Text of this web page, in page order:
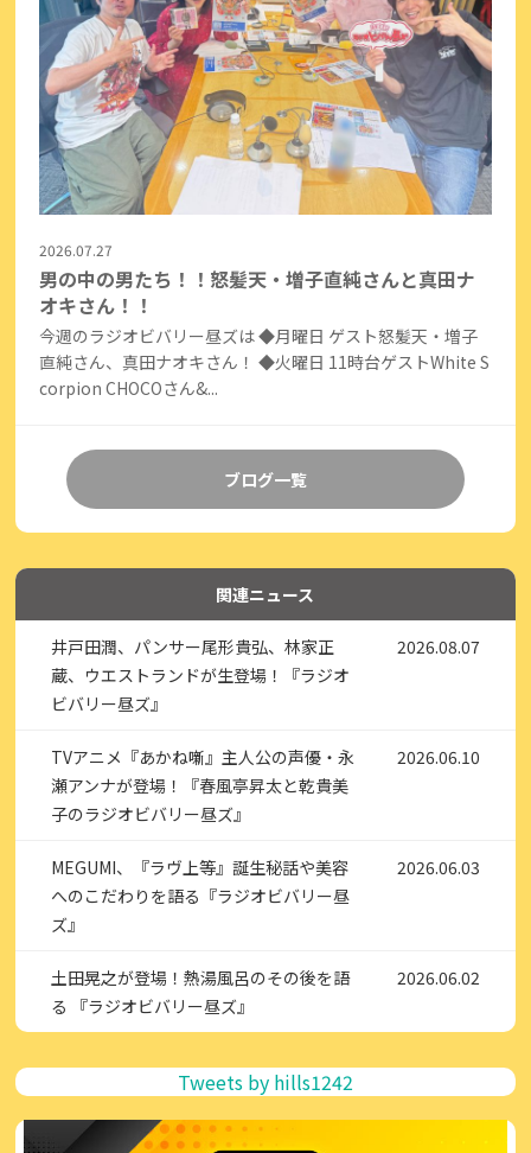
2026.07.27
男の中の男たち！！怒髪天・増子直純さんと真田ナ
オキさん！！
今週のラジオビバリー昼ズは ◆月曜日 ゲスト怒髪天・増子
直純さん、真田ナオキさん！ ◆火曜日 11時台ゲストWhite S
corpion CHOCOさん&...
ブログ一覧
関連ニュース
井戸田潤、パンサー尾形貴弘、林家正
蔵、ウエストランドが生登場！『ラジオ
ビバリー昼ズ』
2026.08.07
TVアニメ『あかね噺』主人公の声優・永
瀬アンナが登場！『春風亭昇太と乾貴美
子のラジオビバリー昼ズ』
2026.06.10
MEGUMI、『ラヴ上等』誕生秘話や美容
へのこだわりを語る『ラジオビバリー昼
ズ』
2026.06.03
土田晃之が登場！熱湯風呂のその後を語
る 『ラジオビバリー昼ズ』
2026.06.02
Tweets by hills1242